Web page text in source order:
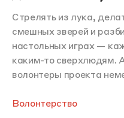
Стрелять из лука,
смешных зверей и
настольных играх —
каким-то сверхлюдям.
волонтеры проекта
Волонтерство